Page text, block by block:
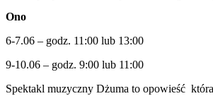
Ono
6-7.06 – godz. 11:00 lub 13:00
9-10.06 – godz. 9:00 lub 11:00
Spektakl muzyczny Dżuma to opowieść